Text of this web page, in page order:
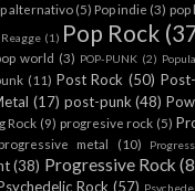
Rock (9)progresive rock (5)
progressive metal (10)
(38) Progressive Rock
Psychedelic Rock (57)
Rock (4) Punk Rock (19)
Soul (1) R&B/Soul (57) Rap
regg (1) Reggae (20)
(4) Relaxing(8)Remix
Retro Soul(10) Rhythm And Blues